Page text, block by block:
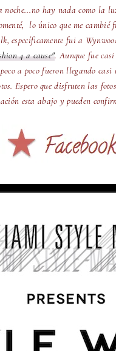
noche...no hay nada como la
lo único que me
específicamente fui a
4 a cause". Aunque fue
a poco fueron llegando
Espero que disfruten las
esta abajo y pueden